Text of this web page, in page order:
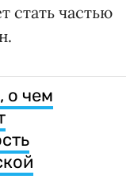
стать частью
о чем